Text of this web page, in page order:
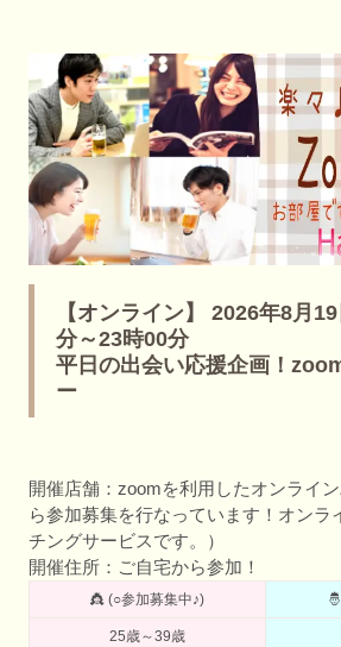
【オンライン】 2026年8月
分～23時00分
平日の出会い応援企画！
ー
開催店舗：zoomを利用したオンライ
ら参加募集を行なっています！オンラ
チングサービスです。）
開催住所：ご自宅から参加！
👸 (○参加募集中♪)
25歳～39歳